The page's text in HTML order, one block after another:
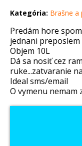
Kategória: Brašne a
Predám hore
jednani
Objem 10L
Dá sa nosiť cez
ruke...zatvaranie
Ideal sms/email
O vymenu nemam